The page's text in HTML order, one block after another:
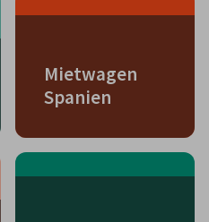
Mietwagen
Spanien